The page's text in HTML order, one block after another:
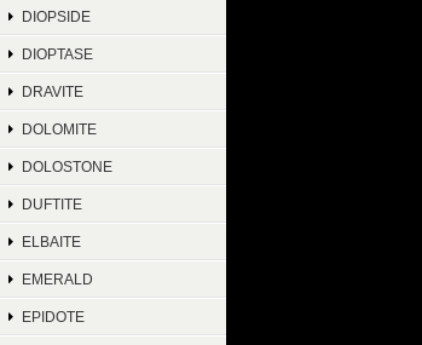
DIOPSIDE
DIOPTASE
DRAVITE
DOLOMITE
DOLOSTONE
DUFTITE
ELBAITE
EMERALD
EPIDOTE